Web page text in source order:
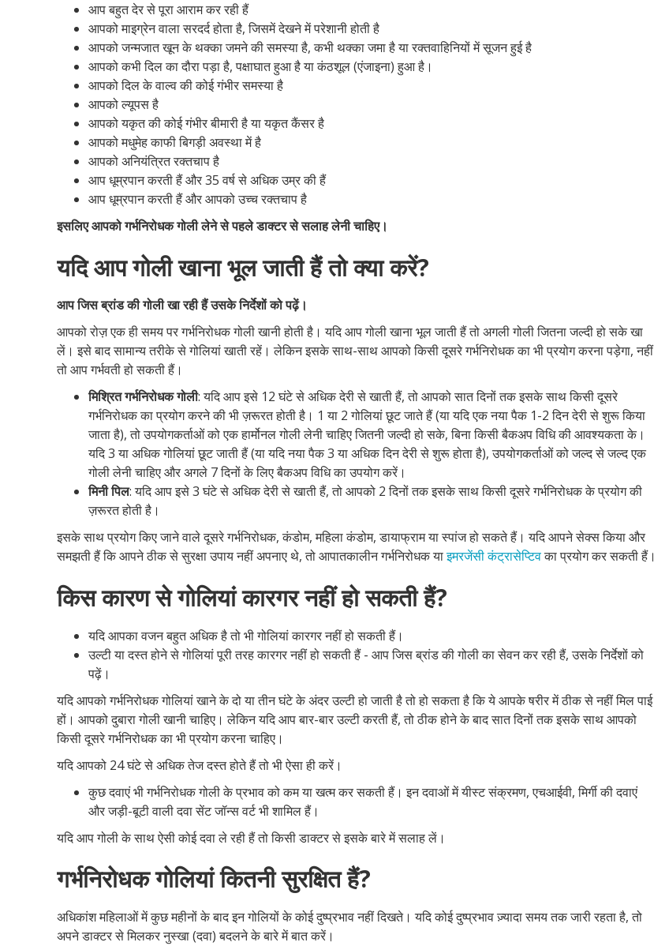
आप बहुत देर से पूरा आराम कर रही हैं
आपको माइग्रेन वाला सरदर्द होता है, जिसमें देखने में परेशानी होती है
आपको जन्मजात खून के थक्का जमने की समस्या है, कभी थक्का जमा है या रक्तवाहिनियों में सूजन हुई है
आपको कभी दिल का दौरा पड़ा है, पक्षाघात हुआ है या कंठशूल (एंजाइना) हुआ है।
आपको दिल के वाल्व की कोई गंभीर समस्या है
आपको ल्यूपस है
आपको यकृत की कोई गंभीर बीमारी है या यकृत कैंसर है
आपको मधुमेह काफी बिगड़ी अवस्था में है
आपको अनियंत्रित रक्तचाप है
आप धूम्रपान करती हैं और 35 वर्ष से अधिक उम्र की हैं
आप धूम्रपान करती हैं और आपको उच्च रक्तचाप है
इसलिए आपको गर्भनिरोधक गोली लेने से पहले डाक्टर से सलाह लेनी चाहिए।
यदि आप गोली खाना भूल जाती हैं तो क्या करें?
आप जिस ब्रांड की गोली खा रही हैं उसके निर्देशोंको पढ़ें।
आपको रोज़ एक ही समय पर गर्भनिरोधक गोली खानी होती है। यदि आप गोली खाना भूल जाती हैं तो अगली गोली जितना जल्दी हो सके खा
लें। इसे बाद सामान्य तरीके से गोलियां खाती रहें। लेकिन इसके साथ-साथ आपको किसी दूसरे गर्भनिरोधक का भी प्रयोग करना पड़ेगा, नहीं
तो आप गर्भवती हो सकती हैं।
मिश्रित गर्भनिरोधक गोली: यदि आप इसे 12 घंटे से अधिक देरी से खाती हैं, तो आपको सात दिनों तक इसके साथ किसी दूसरे
गर्भनिरोधक का प्रयोग करने की भी ज़रूरत होती है। 1 या 2 गोलियां छूट जाते हैं (या यदि एक नया पैक 1-2 दिन देरी से शुरू किया
जाता है), तो उपयोगकर्ताओं को एक हार्मोनल गोली लेनी चाहिए जितनी जल्दी हो सके, बिना किसी बैकअप विधि की आवश्यकता के।
यदि 3 या अधिक गोलियां छूट जाती हैं (या यदि नया पैक 3 या अधिक दिन देरी से शुरू होता है), उपयोगकर्ताओं को जल्द से जल्द एक
गोली लेनी चाहिए और अगले 7 दिनों के लिए बैकअप विधि का उपयोग करें।
मिनी पिल: यदि आप इसे 3 घंटे से अधिक देरी से खाती हैं, तो आपको 2 दिनों तक इसके साथ किसी दूसरे गर्भनिरोधक के प्रयोग की
ज़रूरत होती है।
इसके साथ प्रयोग किए जाने वाले दूसरे गर्भनिरोधक, कंडोम, महिला कंडोम, डायाफ्राम या स्पांज हो सकते हैं। यदि आपने सेक्स किया और
समझती हैं कि आपने ठीक से सुरक्षा उपाय नहीं अपनाए थे, तो आपातकालीन गर्भनिरोधक याइमरजेंसी कंट्रासेप्टिवका प्रयोग कर सकती हैं।
किस कारण से गोलियां कारगर नहीं हो सकती हैं?
यदि आपका वजन बहुत अधिक है तो भी गोलियां कारगर नहीं हो सकती हैं।
उल्टी या दस्त होने से गोलियां पूरी तरह कारगर नहीं हो सकती हैं - आप जिस ब्रांड की गोली का सेवन कर रही हैं, उसके निर्देशों को
पढ़ें।
यदि आपको गर्भनिरोधक गोलियां खाने के दो या तीन घंटे के अंदर उल्टी हो जाती है तो हो सकता है कि ये आपके षरीर में ठीक से नहीं मिल पाई
हों। आपको दुबारा गोली खानी चाहिए। लेकिन यदि आप बार-बार उल्टी करती हैं, तो ठीक होने के बाद सात दिनों तक इसके साथ आपको
किसी दूसरे गर्भनिरोधक का भी प्रयोग करना चाहिए।
यदि आपको 24 घंटे से अधिक तेज दस्त होते हैं तो भी ऐसा ही करें।
कुछ दवाएं भी गर्भनिरोधक गोली के प्रभाव को कम या खत्म कर सकती हैं। इन दवाओं में यीस्ट संक्रमण, एचआईवी, मिर्गी की दवाएं
और जड़ी-बूटी वाली दवा सेंट जॉन्स वर्ट भी शामिल हैं।
यदि आप गोली के साथ ऐसी कोई दवा ले रही हैं तो किसी डाक्टर से इसके बारे में सलाह लें।
गर्भनिरोधक गोलियां कितनी सुरक्षित हैं?
अधिकांश महिलाओं में कुछ महीनों के बाद इन गोलियों के कोई दुष्प्रभाव नहीं दिखते। यदि कोई दुष्प्रभाव ज़्यादा समय तक जारी रहता है, तो
अपने डाक्टर से मिलकर नुस्खा (दवा) बदलने के बारे में बात करें।